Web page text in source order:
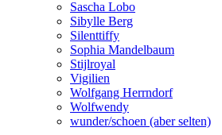
Sascha Lobo
Sibylle Berg
Silenttiffy
Sophia Mandelbaum
Stijlroyal
Vigilien
Wolfgang Herrndorf
Wolfwendy
wunder/schoen (aber selten)